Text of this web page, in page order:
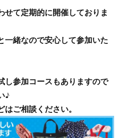
せて定期的に開催しておりま
一緒なので安心して参加いた
し参加コースもありますので
♪
ご相談ください。